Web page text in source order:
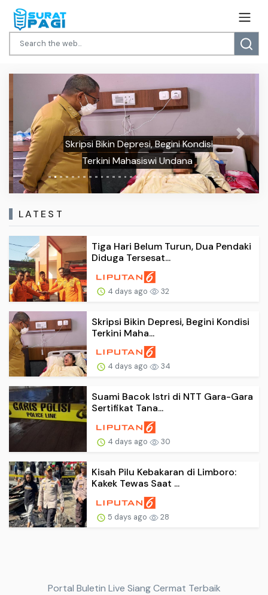
Skripsi Bikin Depresi, Begini Kondisi
Terkini Mahasiswi Undana
Previous Next
LATEST
Tiga Hari Belum Turun, Dua Pendaki
Diduga Tersesat...
4 days ago 32
Skripsi Bikin Depresi, Begini Kondisi
Terkini Maha...
4 days ago 34
Suami Bacok Istri di NTT Gara-Gara
Sertifikat Tana...
4 days ago 30
Kisah Pilu Kebakaran di Limboro:
Kakek Tewas Saat ...
5 days ago 28
Portal Buletin Live Siang Cermat Terbaik